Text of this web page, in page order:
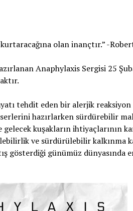
olan inançtır.” -
Anaphylaxis Sergisi 25
tehdit eden bir alerjik reaksiyon
hazırlarken sürdürebilir
kuşakların ihtiyaçlarının
ve sürdürülebilir kalkınma
gösterdiği günümüz dünyasında